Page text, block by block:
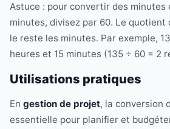
Astuce : pour convertir des minutes
minutes, divisez par 60. Le quotient
le reste les minutes. Par exemple,
heures et 15 minutes (135 ÷ 60 = 2
Utilisations pratiques
En gestion de projet, la conversion
essentielle pour planifier et